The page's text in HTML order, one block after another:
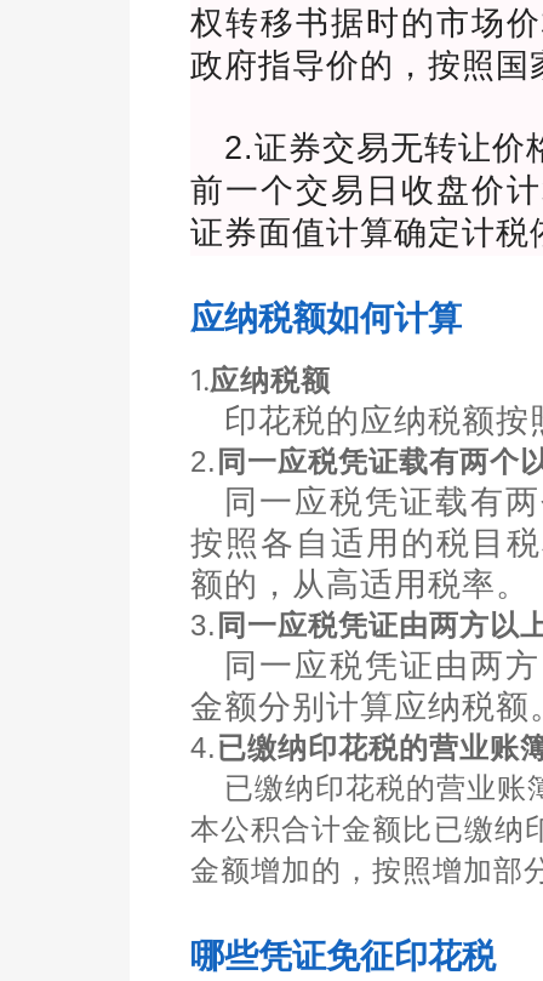
权转移书据时的市场
政府指导价的，按照国
2.证券交易无转让价
前一个交易日收盘价
证券面值计算确定计税
应纳税额如何计算
1.应纳税额
印花税的应纳税额
2. 同一应税凭证载有两个
同一应税凭证载有
按照各自适用的税目
额的，从高适用税率。
3. 同一应税凭证由两方以
同一应税凭证由两
金额分别计算应纳税额
4.已缴纳印花税的营业账
已缴纳印花税的营业账
本公积合计金额比已缴纳
金额增加的，按照增加部
哪些凭证免征印花税